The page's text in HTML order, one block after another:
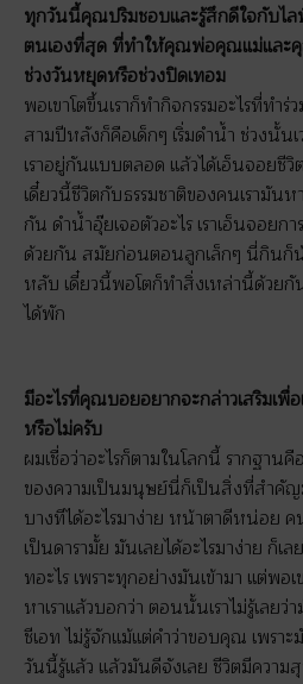
ทุกวันนี้คุณปริมชอบและรู้สึกดีใจกับไล
ตนเองที่สุด ที่ทำให้คุณพ่อคุณแม่และ
ช่วงวันหยุดหรือช่วงปิดเทอม
พอเขาโตขึ้นเราก็ทำกิจกรรมอะไรที่ทำ
สามปีหลังก็คือเด็กๆ เริ่มดำน้ำ ช่วงนั้น
เราอยู่กันแบบตลอด แล้วได้เอ็นจอยชี
เดี๋ยวนี้ชีวิตกับธรรมชาติของคนเรามัน
กัน ดำน้ำอุ๊ยเจอตัวอะไร เราเอ็นจอยก
ด้วยกัน สมัยก่อนตอนลูกเล็กๆ นี่กินก็
หลับ เดี๋ยวนี้พอโตก็ทำสิ่งเหล่านี้ด้วย
ได้พัก
มีอะไรที่คุณบอยอยากจะกล่าวเสริมเ
หรือไม่ครับ
ผมเชื่อว่าอะไรก็ตามในโลกนี้ รากฐา
ของความเป็นมนุษย์นี่ก็เป็นสิ่งที่สำคั
บางทีได้อะไรมาง่าย หน้าตาดีหน่อย ค
เป็นดารามั้ย มันเลยได้อะไรมาง่าย ก็เ
ทอะไร เพราะทุกอย่างมันเข้ามา แต่พ
หาเราแล้วบอกว่า ตอนนั้นเราไม่รู้เลย
ชีเอท ไม่รู้จักแม้แต่คำว่าขอบคุณ เพรา
วันนี้รู้แล้ว แล้วมันดีจังเลย ชีวิตมีความ